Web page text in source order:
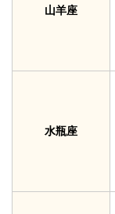
山羊座
水瓶座